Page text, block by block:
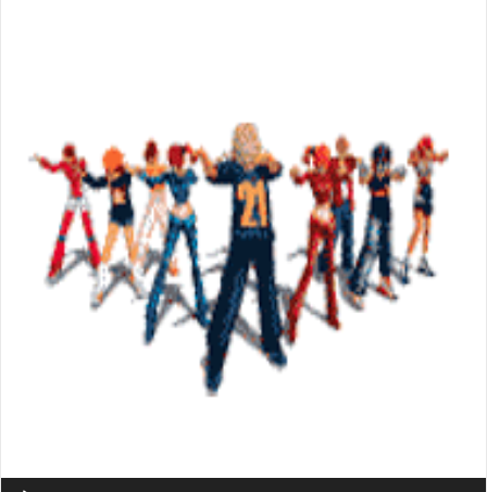
Аудиоплеер